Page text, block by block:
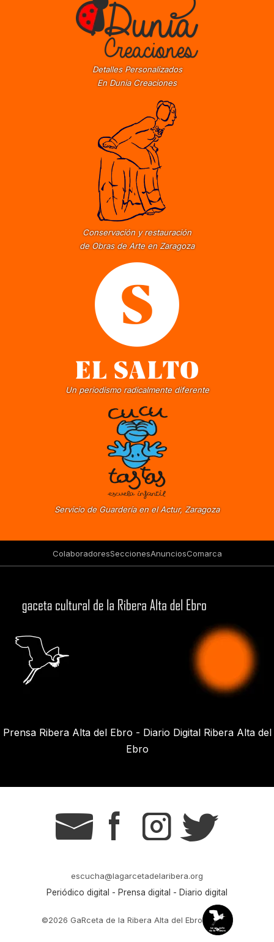
Detalles Personalizados
En Dunia Creaciones
Conservación y restauración
de Obras de Arte en Zaragoza
Un periodismo radicalmente diferente
Servicio de Guardería en el Actur, Zaragoza
ColaboradoresSeccionesAnunciosComarca
Prensa Ribera Alta del Ebro - Diario Digital Ribera Alta del
Ebro
g s t r
escucha@lagarcetadelaribera.org
Periódico digital - Prensa digital - Diario digital
©2026 GaRceta de la Ribera Alta del Ebro